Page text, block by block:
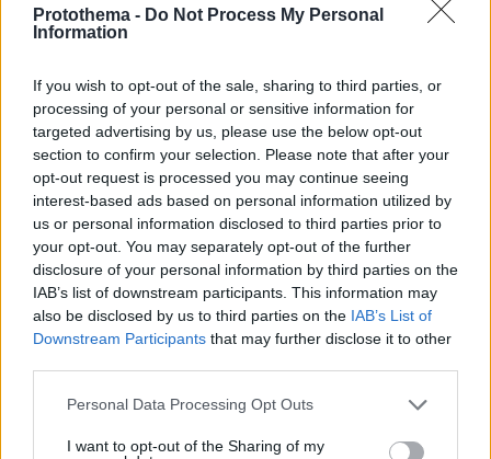
Protothema - Do Not Process My Personal
Information
If you wish to opt-out of the sale, sharing to third parties, or
processing of your personal or sensitive information for
targeted advertising by us, please use the below opt-out
section to confirm your selection. Please note that after your
opt-out request is processed you may continue seeing
interest-based ads based on personal information utilized by
us or personal information disclosed to third parties prior to
your opt-out. You may separately opt-out of the further
disclosure of your personal information by third parties on the
IAB’s list of downstream participants. This information may
also be disclosed by us to third parties on the IAB’s List of
Downstream Participants that may further disclose it to other
Please note that this website/app uses one or more Google
not limited to your visit or usage behaviour. You may click to
Personal Data Processing Opt Outs
I want to opt-out of the Sharing of my
έχουν αυτό το οδυνηρό προνόμιο!Το μειονοτικό
κόμμα ΚΙΕΦ έκανε μια πρώτη γενική πρόβα στις
εθνοτικές, ισλαμικές και άλλες φονταμενταλιστικές
ψήφους αφελώς παρ’ ημών ελληνοποιημένων
αλλοδαπών σε επίπεδο επικράτειας. Η συνάντηση
μουσουλμάνων ελληνοποιημένων κάθε εθνικότητας,
Αλβανών ελληνοποιημένων, ψευτομακεδόνων
ελληνοποιημένων στις τάξεις ενός μειονοτικού
κόμματος μπορεί υπό προϋποθέσεις να είναι η
αναγκαία, ικανή και απαραίτητη συνθήκη για να
«πιάσει» το κόμμα των «αδικημένων μειονοτήτων» το
3%.
ΑΠΑΝΤΗΣΗ
Επιτρέψανε να γεμίσει η Ελλάδα με κάθε καρυδιάς